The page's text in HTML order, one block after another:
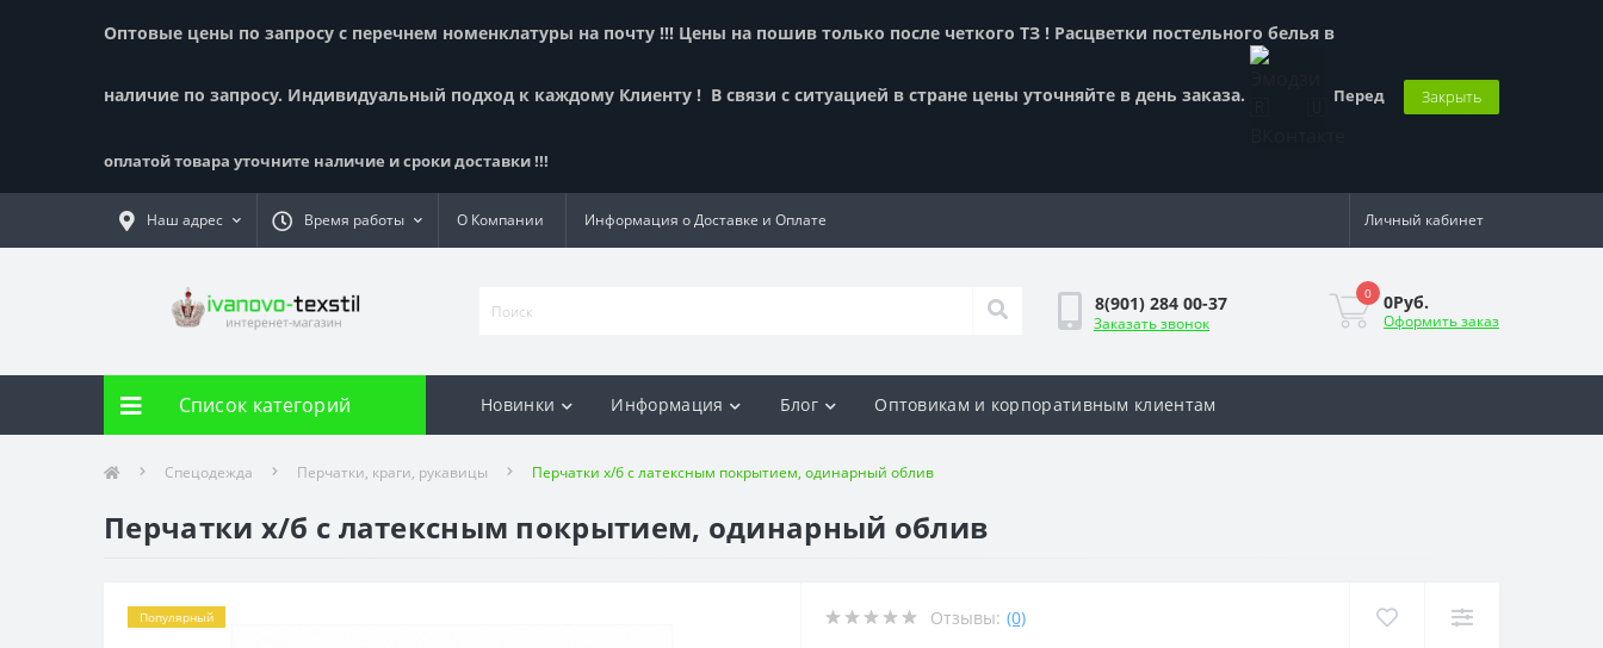
Оптовые цены по запросу с перечнем номенклатуры на почту !!! Цены на пошив только после четкого ТЗ ! Расцветки постельного белья в
наличие по запросу. Индивидуальный подход к каждому Клиенту ! В связи с ситуацией в стране цены уточняйте в день заказа. Перед
оплатой товара уточните наличие и сроки доставки !!!
Закрыть
Наш адрес Время работы О Компании Информация о Доставке и Оплате Личный кабинет
8(901) 284 00-37
Заказать звонок
0 0Руб.
Оформить заказ
Список категорий Новинки Информация Блог Оптовикам и корпоративным клиентам
Спецодежда Перчатки, краги, рукавицы Перчатки х/б с латексным покрытием, одинарный облив
Перчатки х/б с латексным покрытием, одинарный облив
Популярный Отзывы: (0)